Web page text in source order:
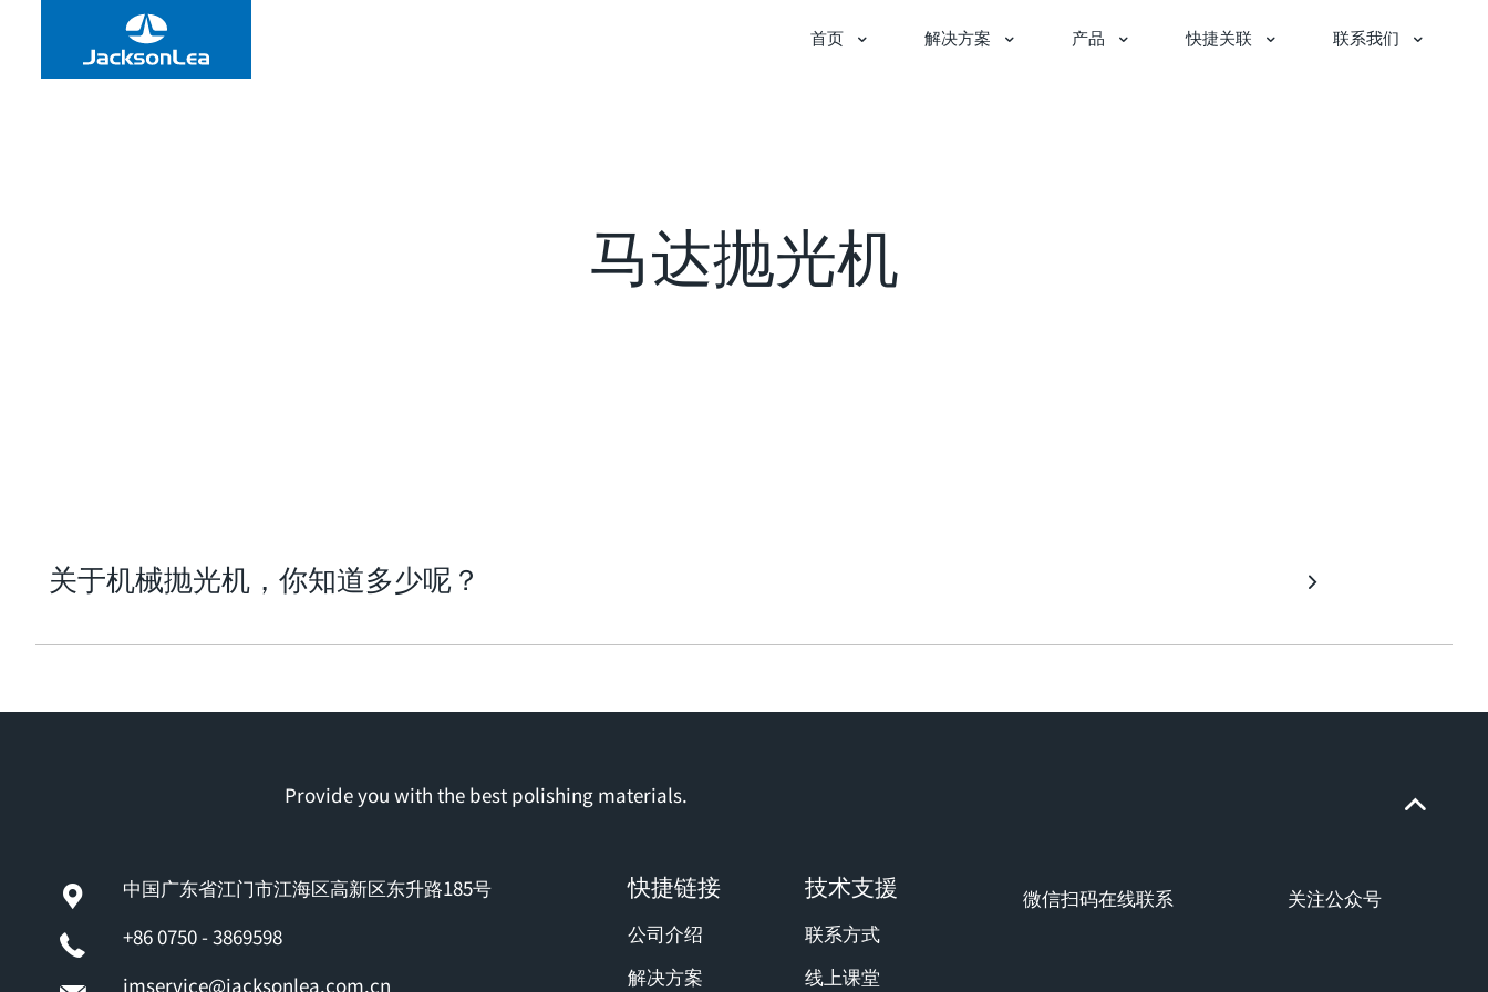
首页 解决方案 产品 快捷关联 联系我们
马达抛光机
关于机械抛光机，你知道多少呢？
Provide you with the best polishing materials.
中国广东省江门市江海区高新区东升路185号
+86 0750 - 3869598
jmservice@jacksonlea.com.cn
快捷链接 技术支援
公司介绍
解决方案
联系方式
线上课堂
微信扫码在线联系 关注公众号